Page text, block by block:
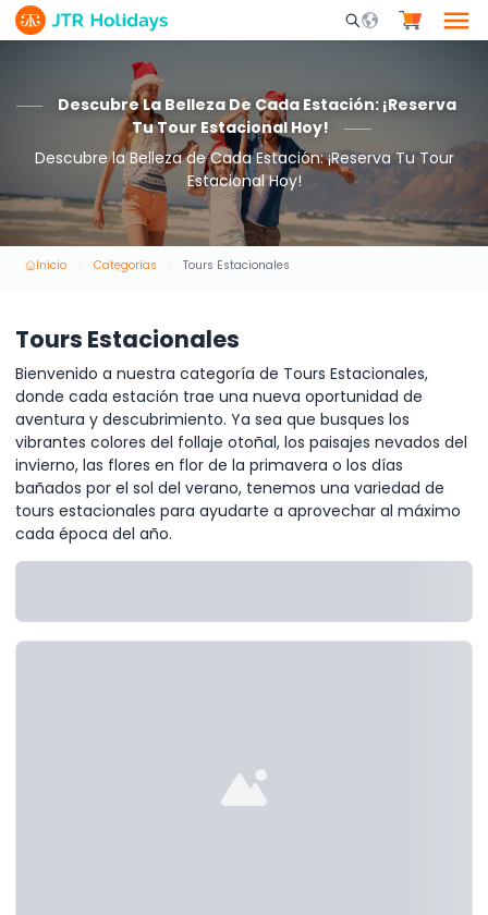
Mobile Search
Descubre La Belleza De Cada Estación: ¡Reserva
Tu Tour Estacional Hoy!
Descubre la Belleza de Cada Estación: ¡Reserva Tu Tour
Estacional Hoy!
Inicio Categorías Tours Estacionales
Tours Estacionales
Bienvenido a nuestra categoría de Tours Estacionales,
donde cada estación trae una nueva oportunidad de
aventura y descubrimiento. Ya sea que busques los
vibrantes colores del follaje otoñal, los paisajes nevados del
invierno, las flores en flor de la primavera o los días
bañados por el sol del verano, tenemos una variedad de
tours estacionales para ayudarte a aprovechar al máximo
cada época del año.